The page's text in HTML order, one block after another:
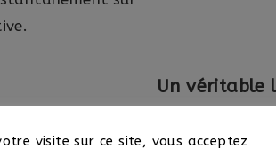
Un véritable
Boostez votre
visite sur ce site, vous acceptez